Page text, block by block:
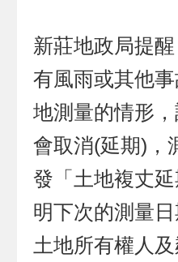
新莊地政局提
有風雨或其他
地測量的情形
會取消(延期)，
發「土地複丈
明下次的測量
土地所有權人